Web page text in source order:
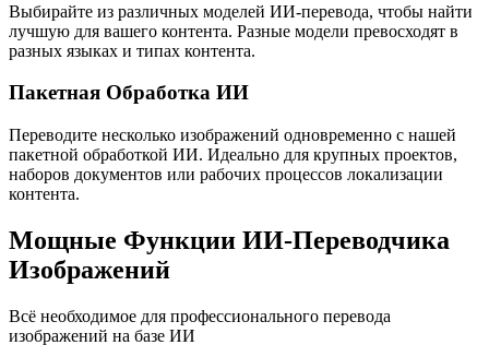
Выбирайте из различных моделей ИИ-перевода, чтобы найти
лучшую для вашего контента. Разные модели превосходят в
разных языках и типах контента.
Пакетная Обработка ИИ
Переводите несколько изображений одновременно с нашей
пакетной обработкой ИИ. Идеально для крупных проектов,
наборов документов или рабочих процессов локализации
контента.
Мощные Функции ИИ-Переводчика
Изображений
Всё необходимое для профессионального перевода
изображений на базе ИИ